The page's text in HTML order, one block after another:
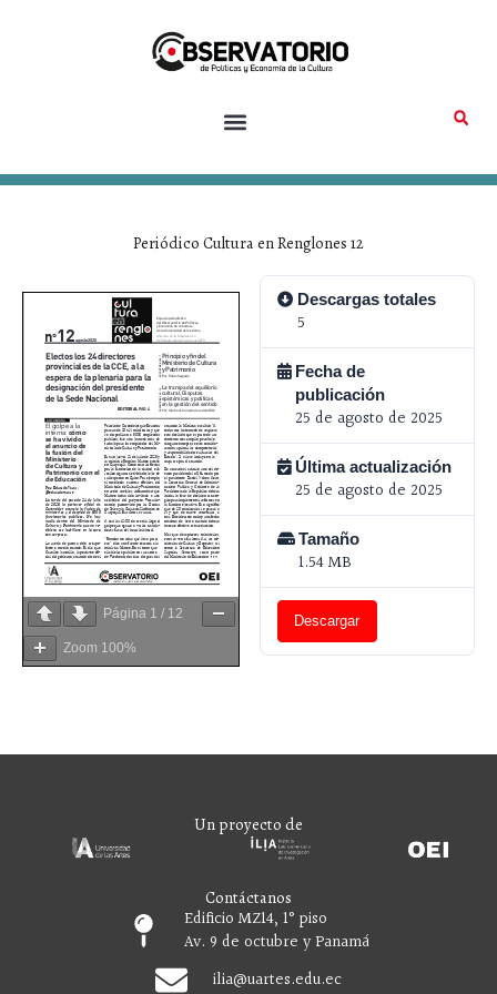
Periódico Cultura en Renglones 12
Página 1 / 12
Zoom 100%
Descargas totales
5
Fecha de
publicación
25 de agosto de 2025
Última actualización
25 de agosto de 2025
Tamaño
1.54 MB
Descargar
Un proyecto de
Contáctanos
Edificio MZ14, 1° piso
Av. 9 de octubre y Panamá
ilia@uartes.edu.ec